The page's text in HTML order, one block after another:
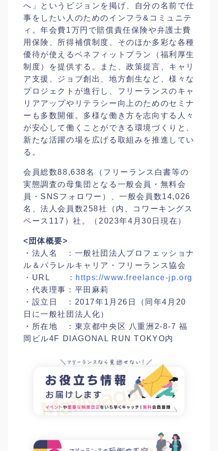
へ」というビジョンを掲げ、自分の名前で仕
事をしたい人のためのインフラ&コミュニテ
ィ。年会費1万円で賠償責任保険や弁護士費
用保険、所得補償制度、そのほか多彩な各種
優待が使えるベネフィットプラン（福利厚生
制度）を提供する。また、政策提言、キャリ
ア支援、ジョブ創出、地方創生など、様々な
プロジェクトが進行し、フリーランスのキャ
リアアップやリテラシー向上のためのセミナ
ーも多数開催。多様な働き方を志向する人々
が安心して働くことができる環境づくりと、
新たな活躍の場を広げる取組みを推進してい
る。
会員総数88,638名（フリーランス白書等の
実態調査の母集団となる一般会員・無料会
員・SNSフォロワー）、一般会員数14,026
名、法人会員数258社（内、コワーキングス
ペース117）社。（2023年4月30日現在）
<団体概要>
・法人名 ：一般社団法人プロフェッショナ
ル＆パラレルキャリア・フリーランス協会
・URL ： https://www.freelance-jp.org
・代表理事：平田麻莉
・設立日 ：2017年1月26日（同年4月20
日に一般社団法人化）
・所在地 ：東京都中央区 八重洲2-8-7 福
岡ビル4F DIAGONAL RUN TOKYO内